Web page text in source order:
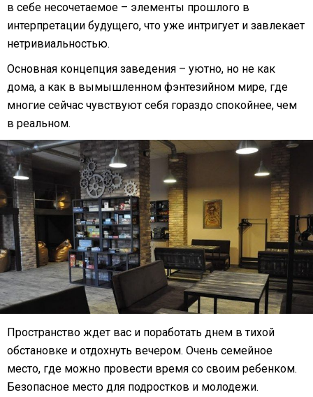
в себе несочетаемое – элементы прошлого в
интерпретации будущего, что уже интригует и завлекает
нетривиальностью.
Основная концепция заведения – уютно, но не как
дома, а как в вымышленном фэнтезийном мире, где
многие сейчас чувствуют себя гораздо спокойнее, чем
в реальном.
Пространство ждет вас и поработать днем в тихой
обстановке и отдохнуть вечером. Очень семейное
место, где можно провести время со своим ребенком.
Безопасное место для подростков и молодежи.